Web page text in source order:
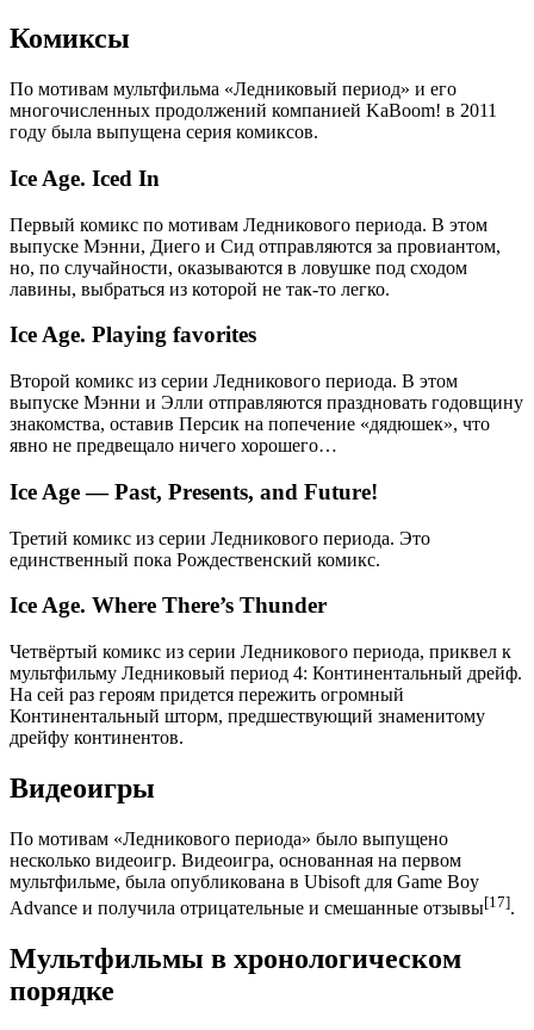
Комиксы
По мотивам мультфильма «Ледниковый период» и его
многочисленных продолжений компанией KaBoom! в 2011
году была выпущена серия комиксов.
Ice Age. Iced In
Первый комикс по мотивам Ледникового периода. В этом
выпуске Мэнни, Диего и Сид отправляются за провиантом,
но, по случайности, оказываются в ловушке под сходом
лавины, выбраться из которой не так-то легко.
Ice Age. Playing favorites
Второй комикс из серии Ледникового периода. В этом
выпуске Мэнни и Элли отправляются праздновать годовщину
знакомства, оставив Персик на попечение «дядюшек», что
явно не предвещало ничего хорошего…
Ice Age — Past, Presents, and Future!
Третий комикс из серии Ледникового периода. Это
единственный пока Рождественский комикс.
Ice Age. Where There’s Thunder
Четвёртый комикс из серии Ледникового периода, приквел к
мультфильму Ледниковый период 4: Континентальный дрейф.
На сей раз героям придется пережить огромный
Континентальный шторм, предшествующий знаменитому
дрейфу континентов.
Видеоигры
По мотивам «Ледникового периода» было выпущено
несколько видеоигр. Видеоигра, основанная на первом
мультфильме, была опубликована в Ubisoft для Game Boy
Advance и получила отрицательные и смешанные отзывы[17].
Мультфильмы в хронологическом
порядке